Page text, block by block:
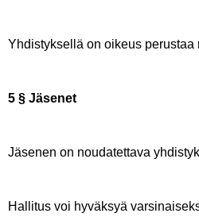
Yhdistyksellä on oikeus perustaa
5 § Jäsenet
Jäsenen on noudatettava
Hallitus voi hyväksyä